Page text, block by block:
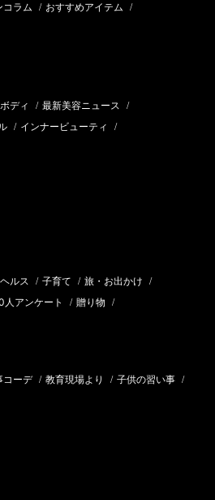
コラム / おすすめアイテム /
ボディ / 最新美容ニュース /
/ インナービューティ /
ヘルス / 子育て / 旅・お出かけ /
人アンケート / 贈り物 /
コーデ / 教育現場より / 子供の習い事 /